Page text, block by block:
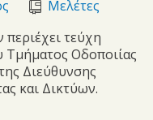
Μελέτες
τεύχη
Τμήματος Οδοποιίας
Διεύθυνσης
και Δικτύων.